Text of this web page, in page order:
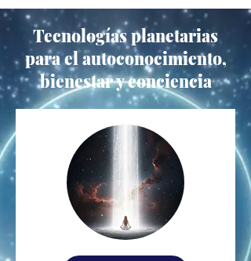
Tecnologías planetarias
para el autoconocimiento,
bienestar y conciencia